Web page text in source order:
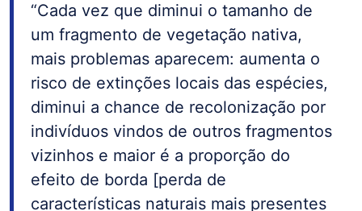
“Cada vez que diminui o tamanho de
um fragmento de vegetação nativa,
mais problemas aparecem: aumenta o
risco de extinções locais das espécies,
diminui a chance de recolonização por
indivíduos vindos de outros fragmentos
vizinhos e maior é a proporção do
efeito de borda [perda de
características naturais mais presentes